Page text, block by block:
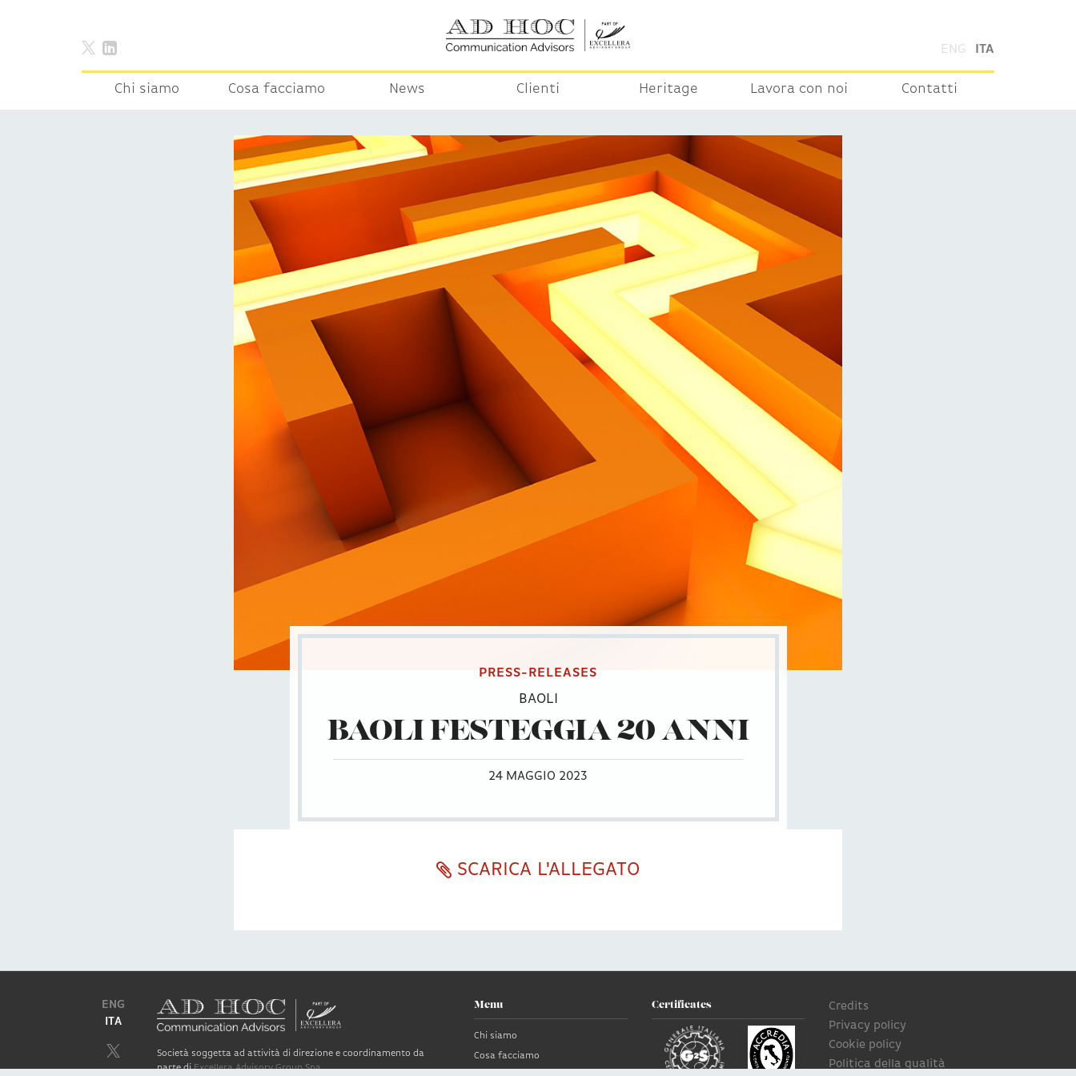
ENG ITA
Chi siamo Cosa facciamo News Clienti Heritage Lavora con noi Contatti
PRESS-RELEASES
BAOLI
BAOLI FESTEGGIA 20 ANNI
24 MAGGIO 2023
SCARICA L'ALLEGATO
ENG
ITA
Società soggetta ad attività di direzione e coordinamento da
parte diExcellera Advisory Group Spa
Menu
Chi siamo
Cosa facciamo
Certificates
Credits
Privacy policy
Cookie policy
Politica della qualità